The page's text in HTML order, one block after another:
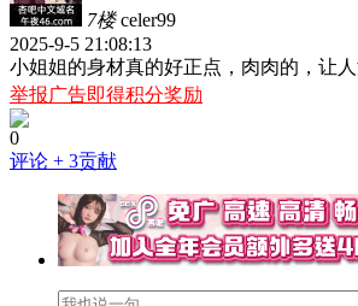
7楼 celer99
2025-9-5 21:08:13
小姐姐的身材真的好正点，肉肉的，让人
举报广告即得积分奖励
0
评论 + 3贡献